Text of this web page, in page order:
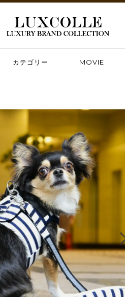
カテゴリー MOVIE